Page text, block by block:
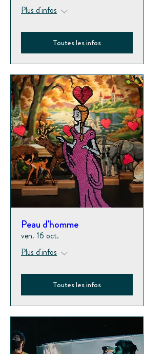
Plus d'infos
Toutes les infos
Peau d'homme
ven. 16 oct.
Plus d'infos
Toutes les infos